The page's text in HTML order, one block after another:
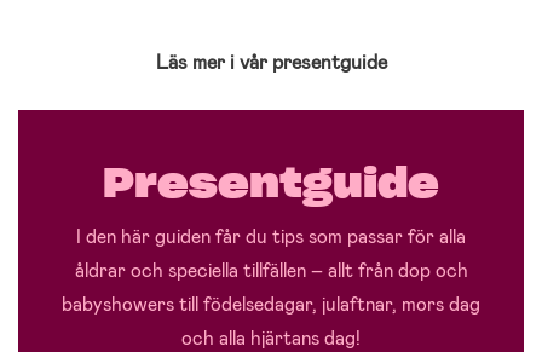
Läs mer i vår presentguide
Presentguide
I den här guiden får du tips som passar för alla
åldrar och speciella tillfällen – allt från dop och
babyshowers till födelsedagar, julaftnar, mors dag
och alla hjärtans dag!